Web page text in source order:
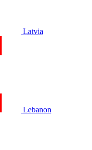
Latvia
Lebanon